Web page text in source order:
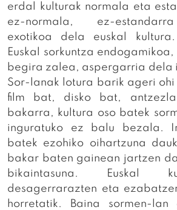
erdal kulturak normala eta
ez-normala, ez-
exotikoa dela euskal
Euskal sorkuntza
begira zalea, aspergarria dela
Sor-lanak lotura barik ageri
film bat, disko bat,
bakarra, kultura oso batek
inguratuko ez balu bezala.
batek ezohiko oihartzuna
bakar baten gainean jartzen
bikaintasuna. Euskal
desagerrarazten eta
horretatik. Baina sormen-lan